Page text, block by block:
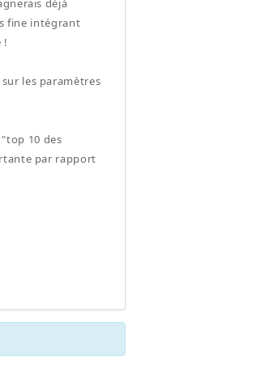
déjà
fine intégrant
!
les paramètres
10 des
par rapport